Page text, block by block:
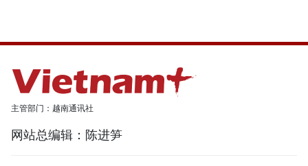
主管部门：越南通讯社
网站总编辑：陈进笋